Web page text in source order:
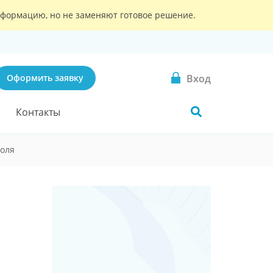
но не заменяют готовое решение.
Оформить заявку Вход
Контакты